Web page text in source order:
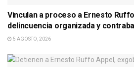
Vinculan a proceso a Ernesto
delincuencia organizada y
5 AGOSTO, 2026